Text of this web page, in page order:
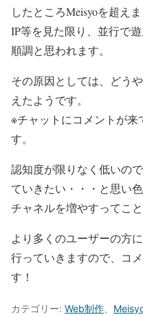
したところMeisyoを超えま
IP等を見た限り、並行で
順調と思われます。
その原因としては、どう
えたようです。
※チャットにコメントが来
す。
認知度が限りなく低いの
ていきたい・・・と思い
チャネルを増やすってこと
より多くのユーザーの方
行っていきますので、コ
す！
カテゴリー: Web制作